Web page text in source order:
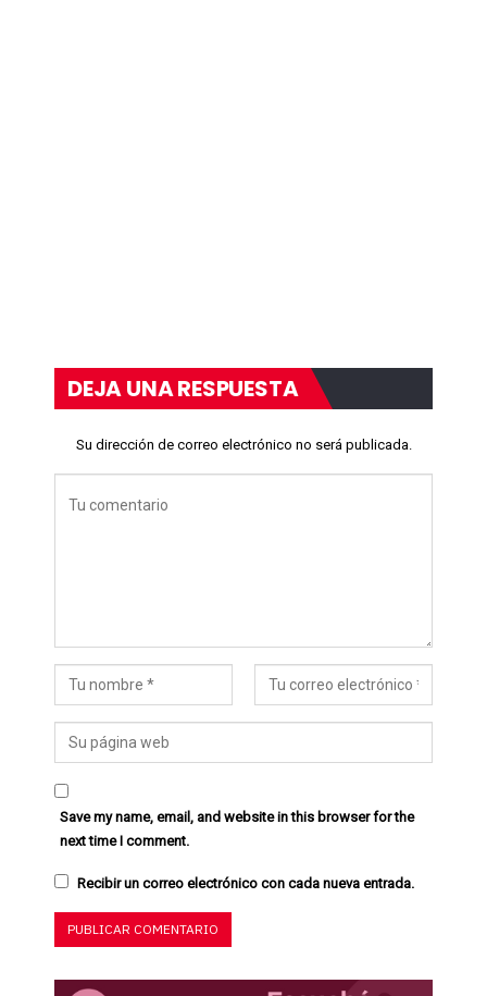
DEJA UNA RESPUESTA
Su dirección de correo electrónico no será publicada.
Save my name, email, and website in this browser for the
next time I comment.
Recibir un correo electrónico con cada nueva entrada.